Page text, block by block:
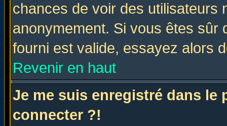
chances de voir des utilisateurs
anonymement. Si vous êtes sûr
fourni est valide, essayez alors
Revenir en haut
Je me suis enregistré dans le
connecter ?!